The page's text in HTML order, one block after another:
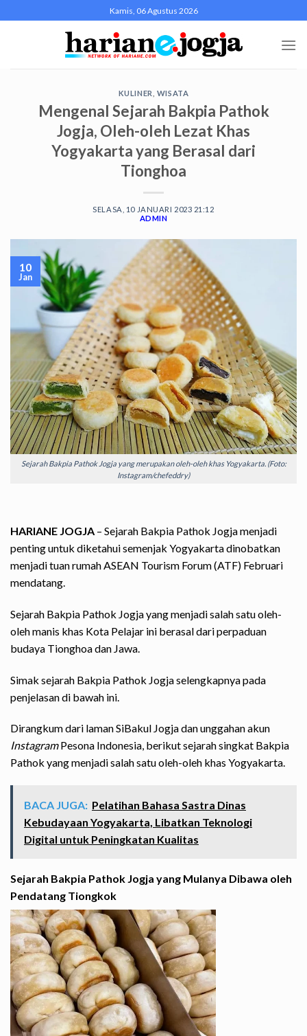
to
Kamis, 06 Agustus 2026
KULINER WISATA
Mengenal Sejarah Bakpia Pathok
Jogja, Oleh-oleh Lezat Khas
Yogyakarta yang Berasal dari
Tionghoa
SELASA, 10 JANUARI 2023 21:12
ADMIN
Sejarah Bakpia Pathok Jogja yang merupakan oleh-oleh khas Yogyakarta. (Foto:
Instagram/chefeddry)
10
Jan
HARIANE JOGJA – Sejarah Bakpia Pathok Jogja menjadi
penting untuk diketahui semenjak Yogyakarta dinobatkan
menjadi tuan rumah ASEAN Tourism Forum (ATF) Februari
mendatang.
Sejarah Bakpia Pathok Jogja yang menjadi salah satu oleh-
oleh manis khas Kota Pelajar ini berasal dari perpaduan
budaya Tionghoa dan Jawa.
Simak sejarah Bakpia Pathok Jogja selengkapnya pada
penjelasan di bawah ini.
Dirangkum dari lamanSiBakul Jogja dan unggahan akun
Instagram Pesona Indonesia, berikut sejarah singkat Bakpia
Pathok yang menjadi salah satu oleh-oleh khas Yogyakarta.
BACA JUGA: Pelatihan Bahasa Sastra Dinas
Kebudayaan Yogyakarta, Libatkan Teknologi
Digital untuk Peningkatan Kualitas
Sejarah Bakpia Pathok Jogja yang Mulanya Dibawa oleh
Pendatang Tiongkok